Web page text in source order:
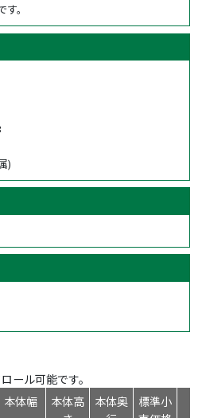
。
)
ール可能です。
本体幅
本体高
本体奥
標準小